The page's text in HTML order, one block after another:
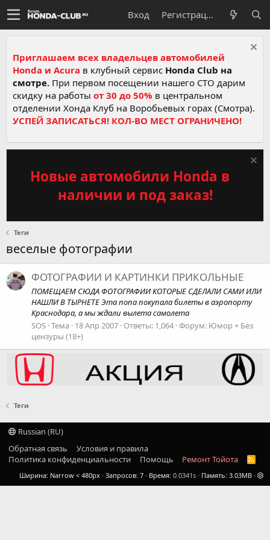
Вход Регистрация
Приглашаем всех владельцев автомобилей
Honda и Acura в клубный сервис Honda Club на
смотре. При первом посещении нашего СТО дарим
скидку на работы от 30 до 50% в центральном
отделении Хонда Клуб на Воробьевых горах (Смотра).
УСПЕЙ ЗАПИСАТЬСЯ! КОЛ-ВО МЕСТ ОГРАНИЧЕНО!
Новые автомобили Honda в
наличии и под заказ!
Теги
веселые фотографии
ФОТОГРАФИИ И КАРТИНКИ ПРИКОЛЬНЫЕ
ПОМЕЩАЕМ СЮДА ФОТОГРАФИИ КОТОРЫЕ СДЕЛАЛИ САМИ ИЛИ
НАШЛИ В ТЫРНЕТЕ Эта попа покупала билеты в аэропорту
Краснодара, а мы ждали вылета самолета
SOS Тема 18 Апр 2007 Ответы: 1,064 Форум: Юмор + Без
цензуры (18+)
Теги
Russian (RU)
Обратная связь
Условия и правила
Политика конфиденциальности
Помощь Ремонт Тойота
R
S
S
Ширина Запросов 7 Время 0.0341s Память 3.03MB